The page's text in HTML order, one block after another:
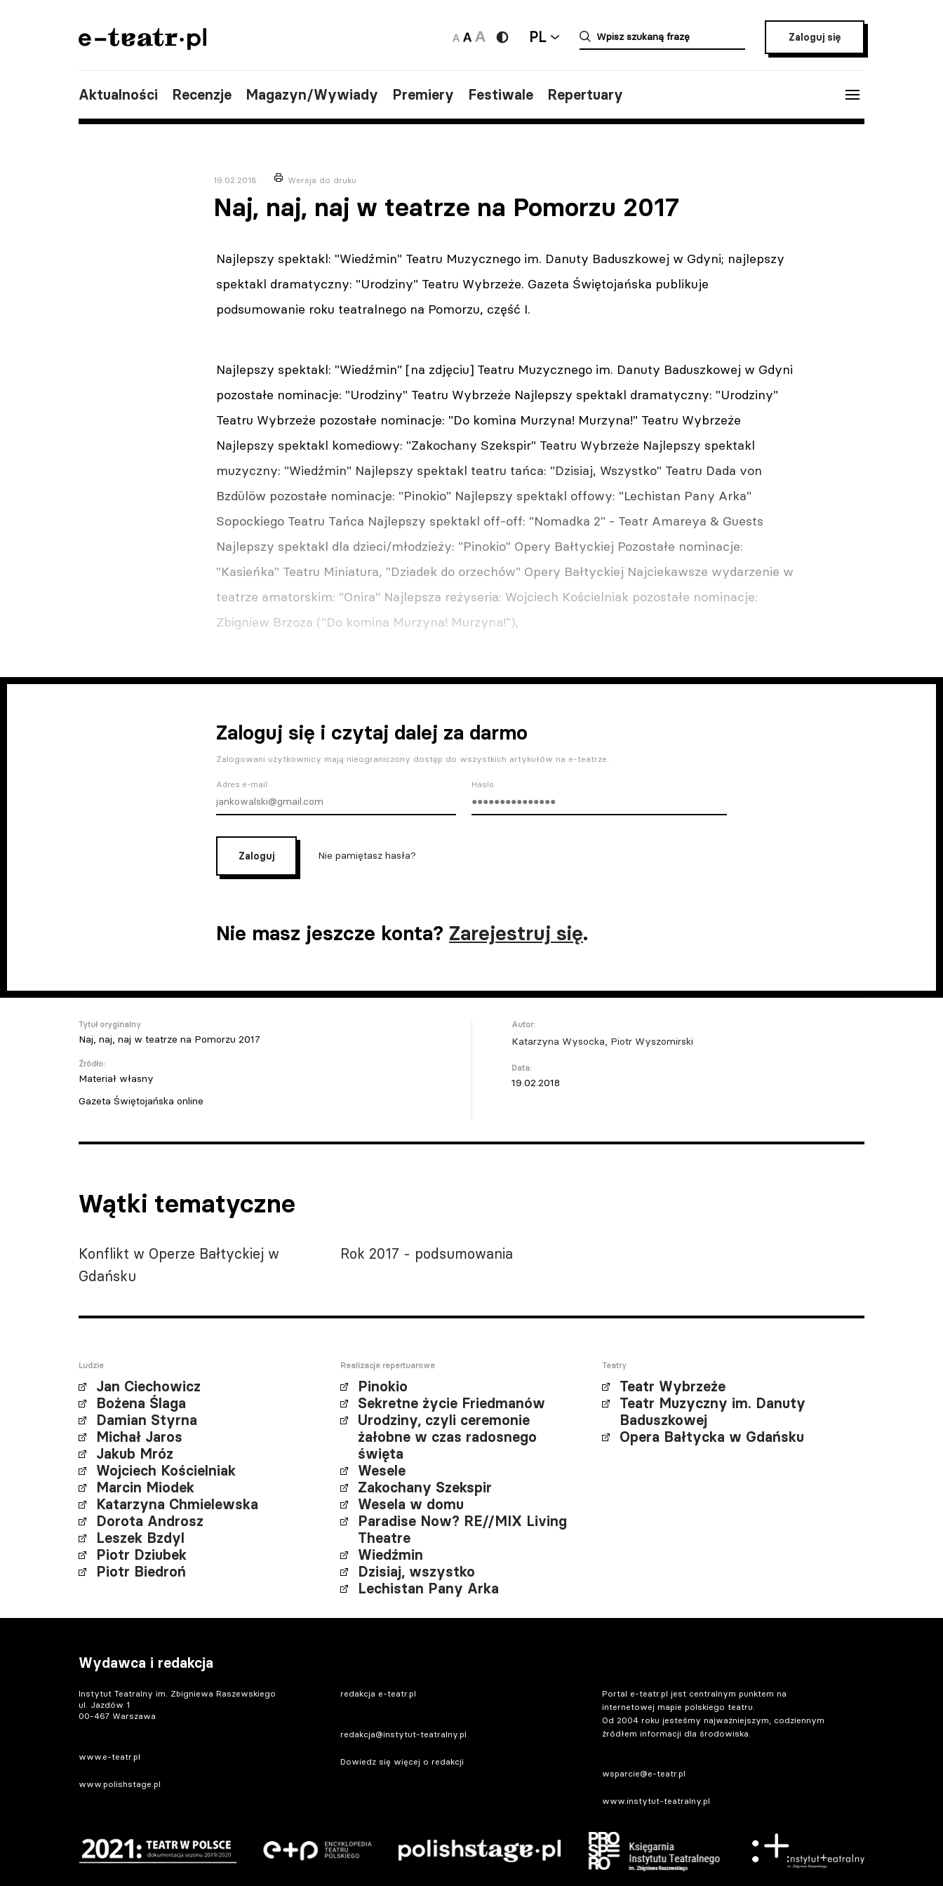
PL Zaloguj się
Aktualności Recenzje Magazyn/Wywiady Premiery Festiwale Repertuary
19.02.2018 Wersja do druku
Naj, naj, naj w teatrze na Pomorzu 2017
Najlepszy spektakl: "Wiedźmin" Teatru Muzycznego im. Danuty Baduszkowej w Gdyni; najlepszy
spektakl dramatyczny: "Urodziny" Teatru Wybrzeże. Gazeta Świętojańska publikuje
podsumowanie roku teatralnego na Pomorzu, część I.
Najlepszy spektakl: "Wiedźmin" [na zdjęciu] Teatru Muzycznego im. Danuty Baduszkowej w Gdyni
pozostałe nominacje: "Urodziny" Teatru Wybrzeże Najlepszy spektakl dramatyczny: "Urodziny"
Teatru Wybrzeże pozostałe nominacje: "Do komina Murzyna! Murzyna!" Teatru Wybrzeże
Najlepszy spektakl komediowy: "Zakochany Szekspir" Teatru Wybrzeże Najlepszy spektakl
muzyczny: "Wiedźmin" Najlepszy spektakl teatru tańca: "Dzisiaj, Wszystko" Teatru Dada von
Bzdülöw pozostałe nominacje: "Pinokio" Najlepszy spektakl offowy: "Lechistan Pany Arka"
Sopockiego Teatru Tańca Najlepszy spektakl off-off: "Nomadka 2" - Teatr Amareya & Guests
Najlepszy spektakl dla dzieci/młodzieży: "Pinokio" Opery Bałtyckiej Pozostałe nominacje:
"Kasieńka" Teatru Miniatura, "Dziadek do orzechów" Opery Bałtyckiej Najciekawsze wydarzenie w
teatrze amatorskim: "Onira" Najlepsza reżyseria: Wojciech Kościelniak pozostałe nominacje:
Zbigniew Brzoza ("Do komina Murzyna! Murzyna!"),
Zaloguj się i czytaj dalej za darmo
Zalogowani użytkownicy mają nieograniczony dostęp do wszystkich artykułów na e-teatrze.
Adres e-mail Haslo
Zaloguj Nie pamiętasz hasła?
Nie masz jeszcze konta? Zarejestruj się.
Tytuł oryginalny
Naj, naj, naj w teatrze na Pomorzu 2017
Źródło:
Materiał własny
Gazeta Świętojańska online
Autor:
Katarzyna Wysocka, Piotr Wyszomirski
Data:
19.02.2018
Wątki tematyczne
Konflikt w Operze Bałtyckiej w
Gdańsku
Rok 2017 - podsumowania
Ludzie
Jan Ciechowicz
Bożena Ślaga
Damian Styrna
Michał Jaros
Jakub Mróz
Wojciech Kościelniak
Marcin Miodek
Katarzyna Chmielewska
Dorota Androsz
Leszek Bzdyl
Piotr Dziubek
Piotr Biedroń
Realizacje repertuarowe
Pinokio
Sekretne życie Friedmanów
Urodziny, czyli ceremonie
żałobne w czas radosnego
święta
Wesele
Zakochany Szekspir
Wesela w domu
Paradise Now? RE//MIX Living
Theatre
Wiedźmin
Dzisiaj, wszystko
Lechistan Pany Arka
Teatry
Teatr Wybrzeże
Teatr Muzyczny im. Danuty
Baduszkowej
Opera Bałtycka w Gdańsku
Wydawca i redakcja
Instytut Teatralny im. Zbigniewa Raszewskiego
ul. Jazdów 1
00-467 Warszawa
www.e-teatr.pl
www.polishstage.pl
redakcja e-teatr.pl
redakcja@instytut-teatralny.pl
Dowiedz się więcej o redakcji
Portal e-teatr.pl jest centralnym punktem na
internetowej mapie polskiego teatru.
Od 2004 roku jesteśmy najważniejszym, codziennym
źródłem informacji dla środowiska.
wsparcie@e-teatr.pl
www.instytut-teatralny.pl